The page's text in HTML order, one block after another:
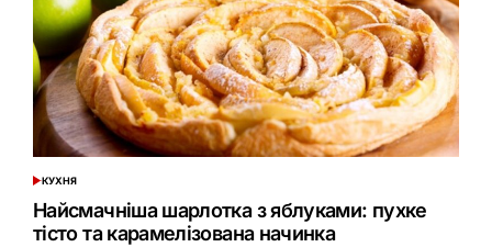
ОПУБЛІКУВАТИ
У
КУХНЯ
Найсмачніша шарлотка з яблуками: пухке
тісто та карамелізована начинка